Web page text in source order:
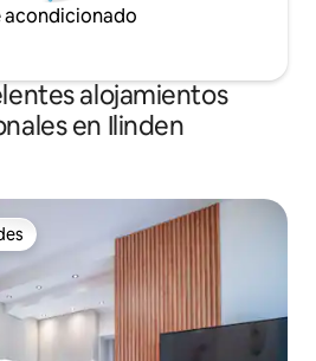
acondicionado
alojamientos
en Ilinden